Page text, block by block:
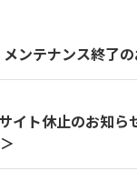
ンテナンス終了
イト休止のお知ら